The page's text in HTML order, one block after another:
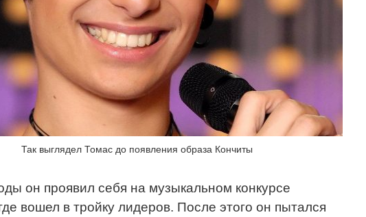
Так выглядел Томас до появления образа Кончиты
он проявил себя на музыкальном конкурсе
вошел в тройку лидеров. После этого он пытался